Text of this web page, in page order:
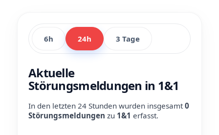
6h 24h 3 Tage
Aktuelle
Störungsmeldungen in 1&1
In den letzten 24 Stunden wurden insgesamt0
Störungsmeldungen zu 1&1 erfasst.